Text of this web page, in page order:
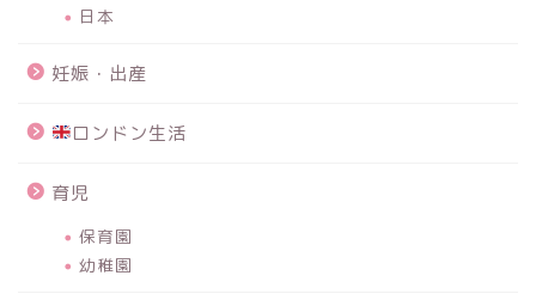
日本
妊娠・出産
ロンドン生活
育児
保育園
幼稚園